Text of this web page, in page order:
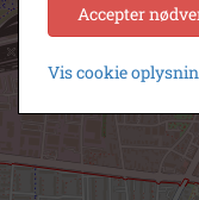
Accepter
Vis cookie